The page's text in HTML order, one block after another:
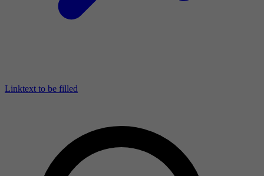
Linktext to be filled